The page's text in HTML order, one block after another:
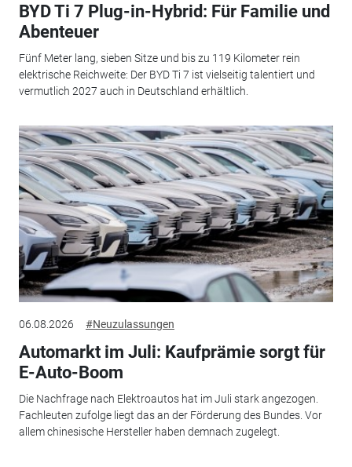
BYD Ti 7 Plug-in-Hybrid: Für Familie und
Abenteuer
Fünf Meter lang, sieben Sitze und bis zu 119 Kilometer rein
elektrische Reichweite: Der BYD Ti 7 ist vielseitig talentiert und
vermutlich 2027 auch in Deutschland erhältlich.
06.08.2026 #Neuzulassungen
Automarkt im Juli: Kaufprämie sorgt für
E-Auto-Boom
Die Nachfrage nach Elektroautos hat im Juli stark angezogen.
Fachleuten zufolge liegt das an der Förderung des Bundes. Vor
allem chinesische Hersteller haben demnach zugelegt.